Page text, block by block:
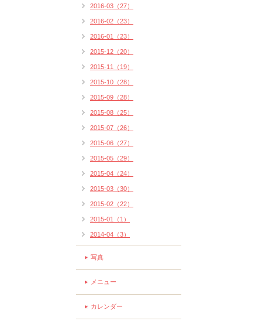
2016-03（27）
2016-02（23）
2016-01（23）
2015-12（20）
2015-11（19）
2015-10（28）
2015-09（28）
2015-08（25）
2015-07（26）
2015-06（27）
2015-05（29）
2015-04（24）
2015-03（30）
2015-02（22）
2015-01（1）
2014-04（3）
写真
メニュー
カレンダー